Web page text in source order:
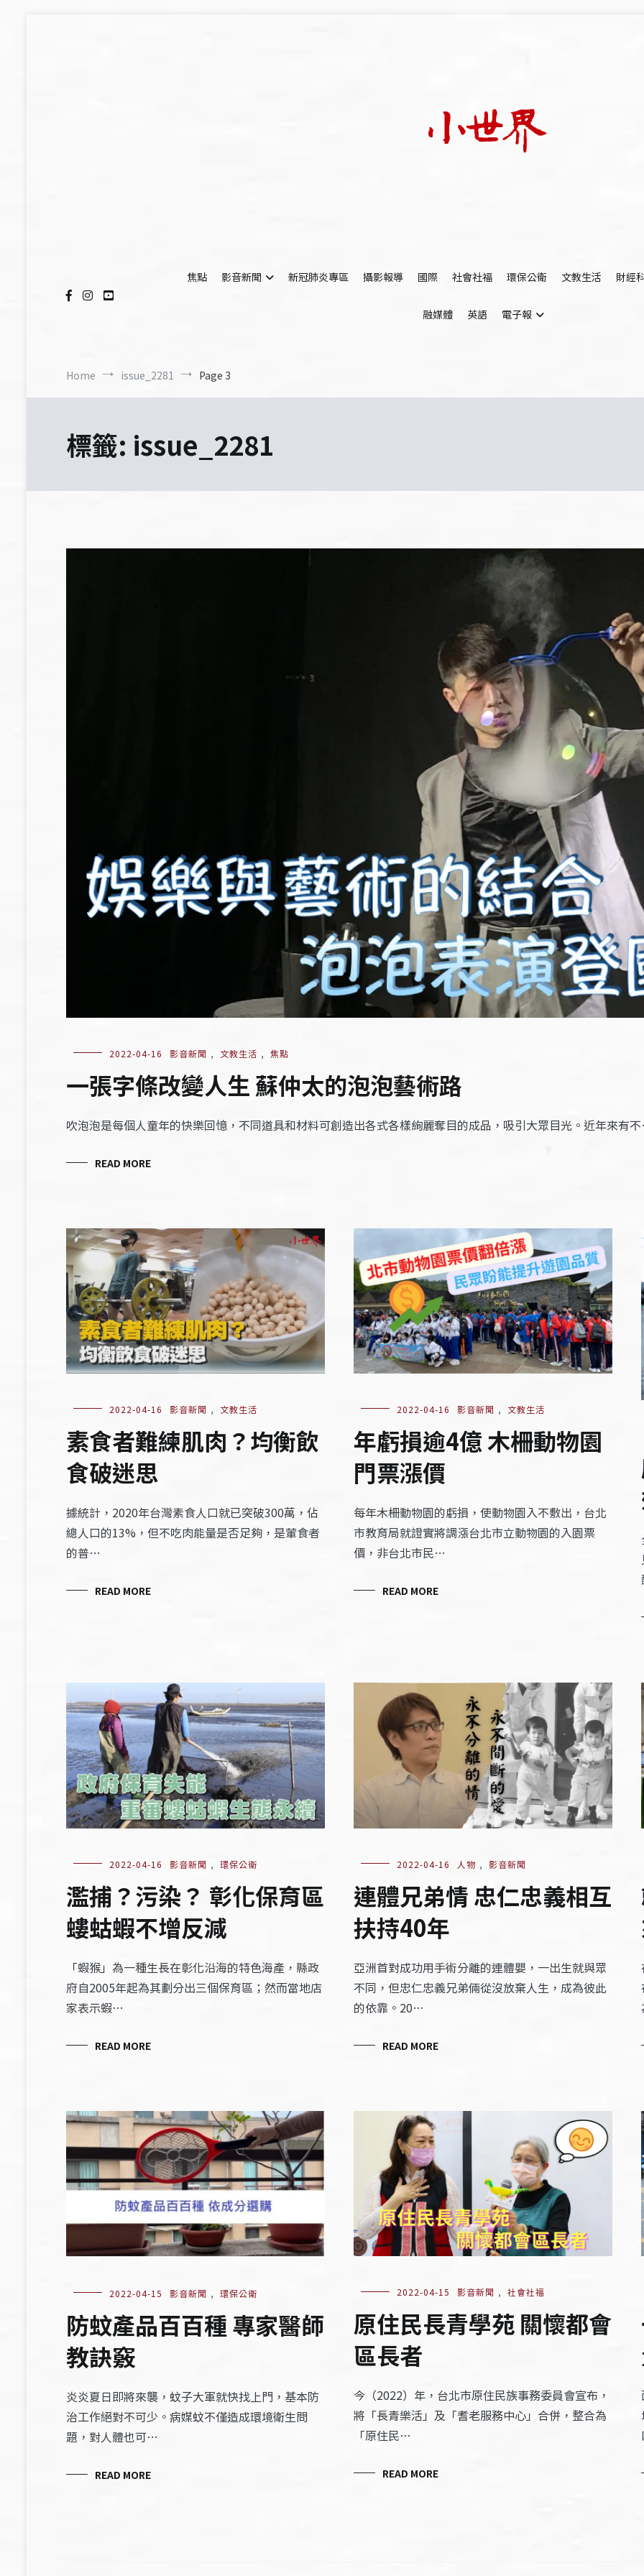
焦點
影音新聞 新冠肺炎專區 攝影報導 國際 社會社福 環保公衛 文教生活 財經
融媒體 英語 電子報
Home issue_2281 Page 3
標籤: issue_2281
2022-04-16 影音新聞 , 文教生活 , 焦點
一張字條改變人生 蘇仲太的泡泡藝術路
吹泡泡是每個人童年的快樂回憶，不同道具和材料可創造出各式各樣絢麗奪目的成品，吸引大眾目光。近年來有
READ MORE
2022-04-16 影音新聞 , 文教生活
素食者難練肌肉？均衡飲
食破迷思
據統計，2020年台灣素食人口就已突破300萬，佔
總人口的13%，但不吃肉能量是否足夠，是葷食者
的普…
READ MORE
2022-04-16 影音新聞 , 文教生活
年虧損逾4億 木柵動物園
門票漲價
每年木柵動物園的虧損，使動物園入不敷出，台北
市教育局就證實將調漲台北市立動物園的入園票
價，非台北市民…
READ MORE
2022-04-16 影音新聞 , 環保公衛
濫捕？污染？ 彰化保育區
螻蛄蝦不增反減
「蝦猴」為一種生長在彰化沿海的特色海產，縣政
府自2005年起為其劃分出三個保育區；然而當地店
家表示蝦…
READ MORE
2022-04-16 人物 , 影音新聞
連體兄弟情 忠仁忠義相互
扶持40年
亞洲首對成功用手術分離的連體嬰，一出生就與眾
不同，但忠仁忠義兄弟倆從沒放棄人生，成為彼此
的依靠。20…
READ MORE
2022-04-15 影音新聞 , 環保公衛
防蚊產品百百種 專家醫師
教訣竅
炎炎夏日即將來襲，蚊子大軍就快找上門，基本防
治工作絕對不可少。病媒蚊不僅造成環境衛生問
題，對人體也可…
READ MORE
2022-04-15 影音新聞 , 社會社福
原住民長青學苑 關懷都會
區長者
今（2022）年，台北市原住民族事務委員會宣布，
將「長青樂活」及「耆老服務中心」合併，整合為
「原住民…
READ MORE